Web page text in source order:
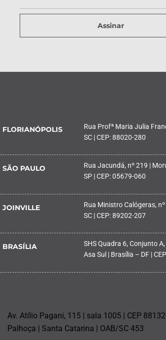
Assinar
FLORIANÓPOLIS
Rua Profª Maria Julia
SC | CEP: 88020-280
SÃO PAULO
Rua Jacundá, nº 219 |
SP | CEP: 05679-060
JOINVILLE
Rua Ministro Calógeras,
SC | CEP: 89202-207
BRASÍLIA
SHS Quadra 6, Conjunto
Asa Sul | Brasília – DF |
Av. Atílio Pagani, 115 | sala 1005 | CEP
Palhoça | Santa Catarina | OAB/SC 453